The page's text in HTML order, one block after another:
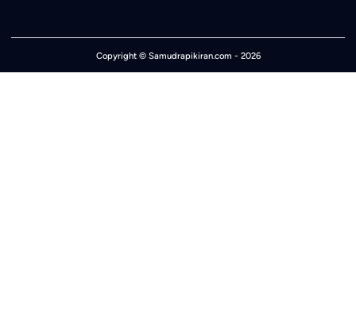
Copyright © Samudrapikiran.com - 2026